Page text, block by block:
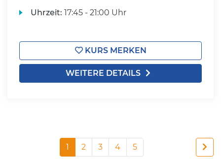
Uhrzeit: 17:45 - 21:00 Uhr
KURS MERKEN
WEITERE DETAILS
1 2 3 4 5